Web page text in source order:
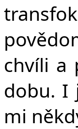
chvíli a
dobu. I
mi